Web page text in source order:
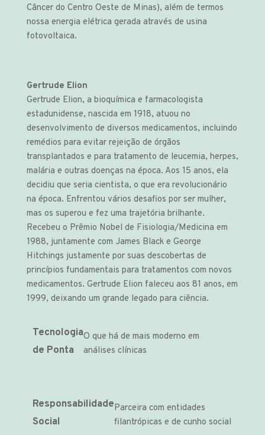
Câncer do Centro Oeste de Minas), além de termos
nossa energia elétrica gerada através de usina
fotovoltaica.
Gertrude Elion
Gertrude Elion, a bioquímica e farmacologista
estadunidense, nascida em 1918, atuou no
desenvolvimento de diversos medicamentos, incluindo
remédios para evitar rejeição de órgãos
transplantados e para tratamento de leucemia, herpes,
malária e outras doenças na época. Aos 15 anos, ela
decidiu que seria cientista, o que era revolucionário
na época. Enfrentou vários desafios por ser mulher,
mas os superou e fez uma trajetória brilhante.
Recebeu o Prêmio Nobel de Fisiologia/Medicina em
1988, juntamente com James Black e George
Hitchings justamente por suas descobertas de
princípios fundamentais para tratamentos com novos
medicamentos. Gertrude Elion faleceu aos 81 anos, em
1999, deixando um grande legado para ciência.
Tecnologia
de Ponta
O que há de mais moderno em
análises clínicas
Responsabilidade
Social
Parceira com entidades
filantrópicas e de cunho social